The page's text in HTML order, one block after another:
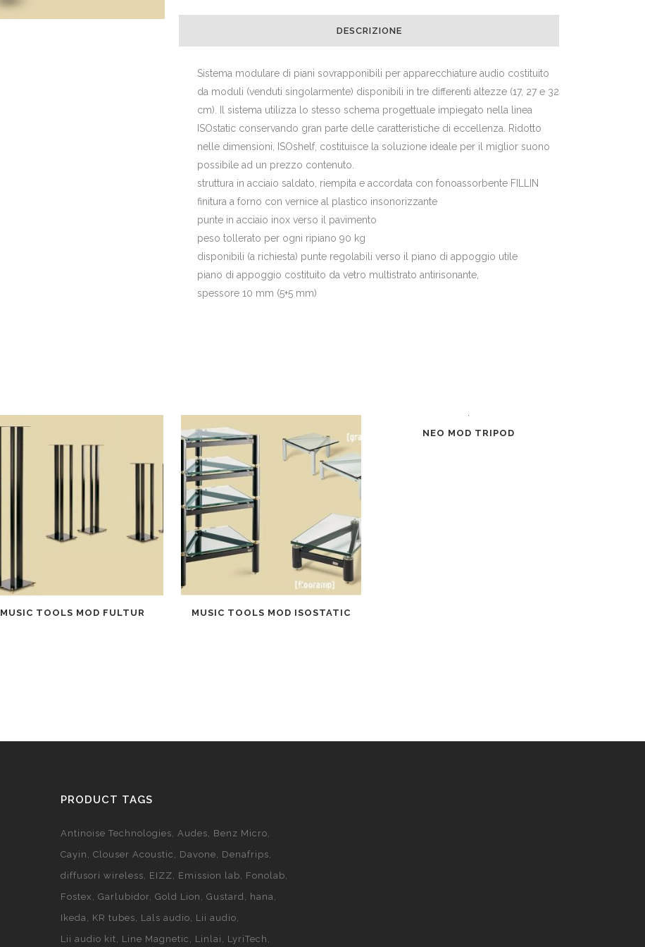
DESCRIZIONE
Sistema modulare di piani sovrapponibili per apparecchiature audio costituito
da moduli (venduti singolarmente) disponibili in tre differenti altezze (17, 27 e 32
cm). Il sistema utilizza lo stesso schema progettuale impiegato nella linea
ISOstatic conservando gran parte delle caratteristiche di eccellenza. Ridotto
nelle dimensioni, ISOshelf, costituisce la soluzione ideale per il miglior suono
possibile ad un prezzo contenuto.
struttura in acciaio saldato, riempita e accordata con fonoassorbente FILLIN
finitura a forno con vernice al plastico insonorizzante
punte in acciaio inox verso il pavimento
peso tollerato per ogni ripiano 90 kg
disponibili (a richiesta) punte regolabili verso il piano di appoggio utile
piano di appoggio costituito da vetro multistrato antirisonante,
spessore 10 mm (5+5 mm)
MUSIC TOOLS MOD FULTUR MUSIC TOOLS MOD ISOSTATIC
NEO MOD TRIPOD
PRODUCT TAGS
Antinoise Technologies Audes
Benz Micro
Cayin
Clouser Acoustic Davone
Denafrips
diffusori wireless
EIZZ Emission lab
Fonolab
Fostex
Garlubidor Gold Lion Gustard
hana
Ikeda
KR tubes Lals audio
Lii audio
Lii audio kit
Line Magnetic Linlai LyriTech